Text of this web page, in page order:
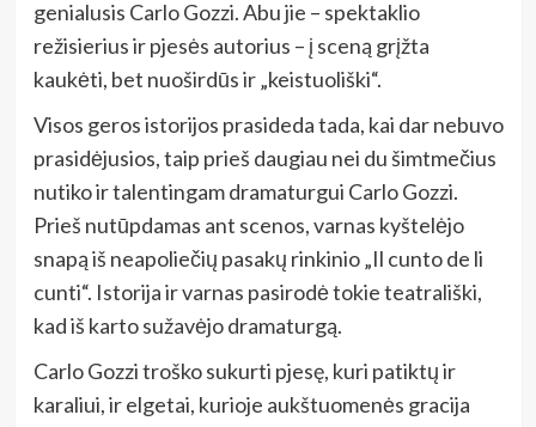
genialusis Carlo Gozzi. Abu jie – spektaklio
režisierius ir pjesės autorius – į sceną grįžta
kaukėti, bet nuoširdūs ir „keistuoliški“.
Visos geros istorijos prasideda tada, kai dar nebuvo
prasidėjusios, taip prieš daugiau nei du šimtmečius
nutiko ir talentingam dramaturgui Carlo Gozzi.
Prieš nutūpdamas ant scenos, varnas kyštelėjo
snapą iš neapoliečių pasakų rinkinio „Il cunto de li
cunti“. Istorija ir varnas pasirodė tokie teatrališki,
kad iš karto sužavėjo dramaturgą.
Carlo Gozzi troško sukurti pjesę, kuri patiktų ir
karaliui, ir elgetai, kurioje aukštuomenės gracija